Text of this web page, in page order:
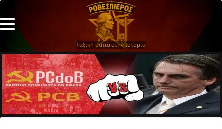
Ταξική ματιά στην Ιστορία